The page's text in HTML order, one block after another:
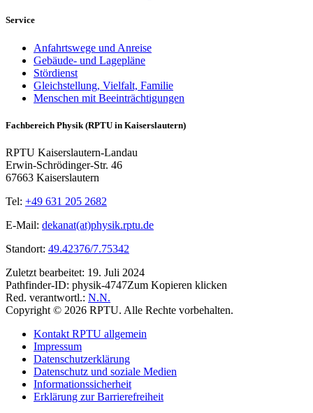
Service
Anfahrtswege und Anreise
Gebäude- und Lagepläne
Stördienst
Gleichstellung, Vielfalt, Familie
Menschen mit Beeinträchtigungen
Fachbereich Physik (RPTU in Kaiserslautern)
RPTU Kaiserslautern-Landau
Erwin-Schrödinger-Str. 46
67663 Kaiserslautern
Tel: +49 631 205 2682
E-Mail: dekanat(at)physik.rptu.de
Standort: 49.42376/7.75342
Zuletzt bearbeitet: 19. Juli 2024
Pathfinder-ID: physik-4747Zum Kopieren klicken
Red. verantwortl.: N.N.
Copyright © 2026 RPTU. Alle Rechte vorbehalten.
Kontakt RPTU allgemein
Impressum
Datenschutzerklärung
Datenschutz und soziale Medien
Informationssicherheit
Erklärung zur Barrierefreiheit